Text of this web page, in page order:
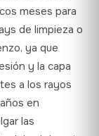
meses para
de limpieza o
ya que
y la capa
a los rayos
en
las